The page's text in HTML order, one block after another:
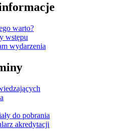
warto?
wstępu
wydarzenia
do pobrania
akredytacji